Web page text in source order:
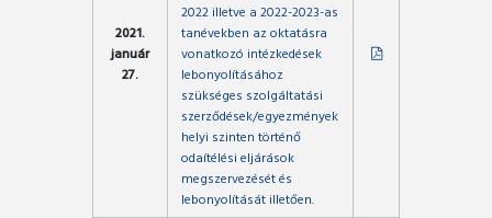
2021.
január
27.
2022 illetve a 2022-2023-as
tanévekben az oktatásra
vonatkozó intézkedések
lebonyolításához
szükséges szolgáltatási
szerződések/egyezmények
helyi szinten történő
odaítélési eljárások
megszervezését és
lebonyolítását illetően.